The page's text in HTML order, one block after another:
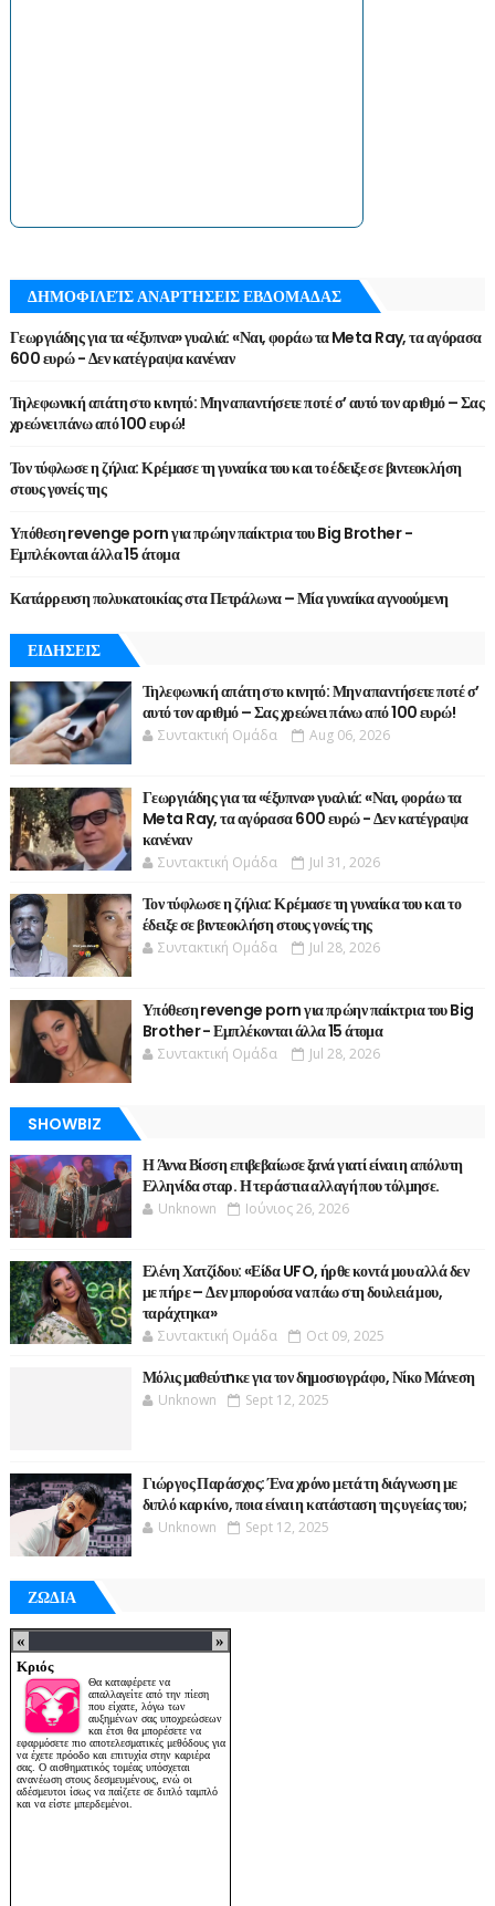
ΔΗΜΟΦΙΛΕΊΣ ΑΝΑΡΤΉΣΕΙΣ ΕΒΔΟΜΑΔΑΣ
Γεωργιάδης για τα «έξυπνα» γυαλιά: «Ναι, φοράω τα Meta Ray, τα αγόρασα
600 ευρώ - Δεν κατέγραψα κανέναν
Τηλεφωνική απάτη στο κινητό: Μην απαντήσετε ποτέ σ’ αυτό τον αριθμό – Σας
χρεώνει πάνω από 100 ευρώ!
Τον τύφλωσε η ζήλια: Κρέμασε τη γυναίκα του και το έδειξε σε βιντεοκλήση
στους γονείς της
Υπόθεση revenge porn για πρώην παίκτρια του Big Brother -
Εμπλέκονται άλλα 15 άτομα
Κατάρρευση πολυκατοικίας στα Πετράλωνα – Μία γυναίκα αγνοούμενη
ΕΙΔΗΣΕΙΣ
Τηλεφωνική απάτη στο κινητό: Μην απαντήσετε ποτέ σ’
αυτό τον αριθμό – Σας χρεώνει πάνω από 100 ευρώ!
Συντακτική Ομάδα Aug 06, 2026
Γεωργιάδης για τα «έξυπνα» γυαλιά: «Ναι, φοράω τα
Meta Ray, τα αγόρασα 600 ευρώ - Δεν κατέγραψα
κανέναν
Συντακτική Ομάδα Jul 31, 2026
Τον τύφλωσε η ζήλια: Κρέμασε τη γυναίκα του και το
έδειξε σε βιντεοκλήση στους γονείς της
Συντακτική Ομάδα Jul 28, 2026
Υπόθεση revenge porn για πρώην παίκτρια του Big
Brother - Εμπλέκονται άλλα 15 άτομα
Συντακτική Ομάδα Jul 28, 2026
SHOWBIZ
Η Άννα Βίσση επιβεβαίωσε ξανά γιατί είναι η απόλυτη
Ελληνίδα σταρ. Η τεράστια αλλαγή που τόλμησε.
Unknown Ιούνιος 26, 2026
Ελένη Χατζίδου: «Είδα UFO, ήρθε κοντά μου αλλά δεν
με πήρε – Δεν μπορούσα να πάω στη δουλειά μου,
ταράχτηκα»
Συντακτική Ομάδα Oct 09, 2025
Μόλις μαθεύτnκε για τον δημοσιογράφο, Νίκο Μάνεση
Unknown Sept 12, 2025
Γιώργος Παράσχος: Ένα χρόνο μετά τη διάγνωση με
διπλό καρκίνο, ποια είναι η κατάσταση της υγείας του;
Unknown Sept 12, 2025
ΖΩΔΙΑ